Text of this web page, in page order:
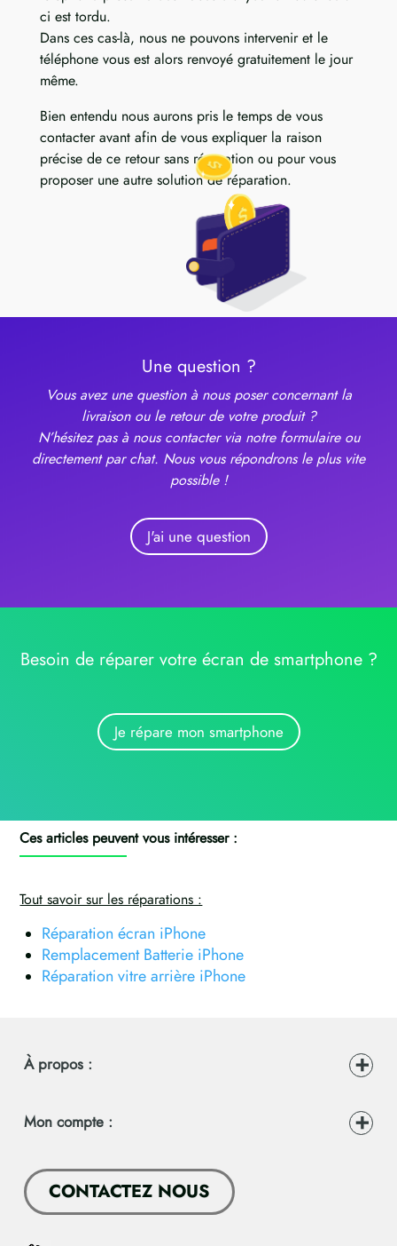
ci est tordu.
Dans ces cas-là, nous ne pouvons intervenir et le
téléphone vous est alors renvoyé gratuitement le jour
même.
Bien entendu nous aurons pris le temps de vous
contacter avant afin de vous expliquer la raison
précise de ce retour sans réparation ou pour vous
proposer une autre solution de réparation.
Une question ?
Vous avez une question à nous poser concernant la
livraison ou le retour de votre produit ?
N’hésitez pas à nous contacter via notre formulaire ou
directement par chat. Nous vous répondrons le plus vite
possible !
J'ai une question
Besoin de réparer votre écran de smartphone ?
Je répare mon smartphone
Ces articles peuvent vous intéresser :
Tout savoir sur les réparations :
Réparation écran iPhone
Remplacement Batterie iPhone
Réparation vitre arrière iPhone
À propos :
Mon compte :
CONTACTEZ NOUS